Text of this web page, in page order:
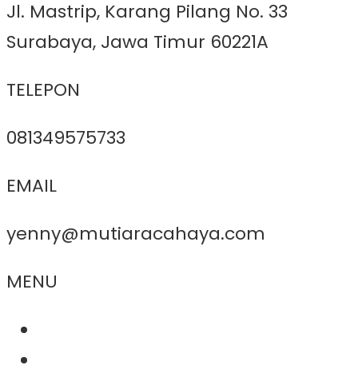
Jl. Mastrip, Karang Pilang No. 33
Surabaya, Jawa Timur 60221A
TELEPON
081349575733
EMAIL
yenny@mutiaracahaya.com
MENU